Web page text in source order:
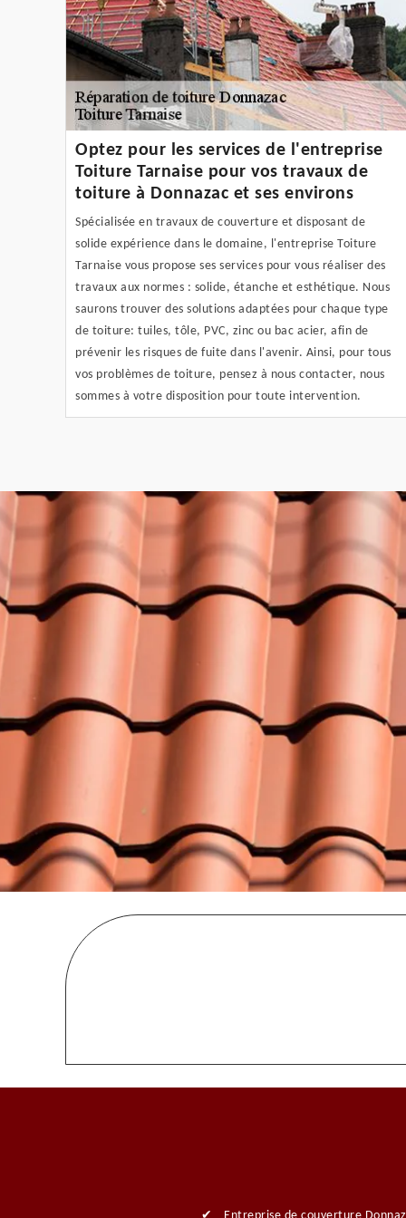
Optez pour les services de l'entreprise
Toiture Tarnaise pour vos travaux de
toiture à Donnazac et ses environs
Spécialisée en travaux de couverture et disposant de
solide expérience dans le domaine, l'entreprise Toiture
Tarnaise vous propose ses services pour vous réaliser des
travaux aux normes : solide, étanche et esthétique. Nous
saurons trouver des solutions adaptées pour chaque type
de toiture: tuiles, tôle, PVC, zinc ou bac acier, afin de
prévenir les risques de fuite dans l'avenir. Ainsi, pour tous
vos problèmes de toiture, pensez à nous contacter, nous
sommes à votre disposition pour toute intervention.